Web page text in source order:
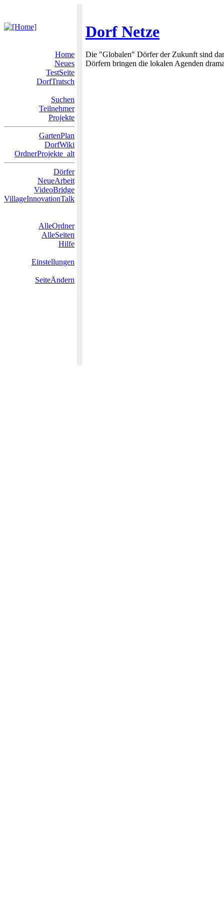
Dorf Netze
Home
Neues
TestSeite
DorfTratsch
Suchen
Teilnehmer
Projekte
GartenPlan
DorfWiki
OrdnerProjekte_alt
Dörfer
NeueArbeit
VideoBridge
VillageInnovationTalk
AlleOrdner
AlleSeiten
Hilfe
Einstellungen
SeiteÄndern
Die "Globalen" Dörfer der Zukunft sind
Dörfern bringen die lokalen Agenden